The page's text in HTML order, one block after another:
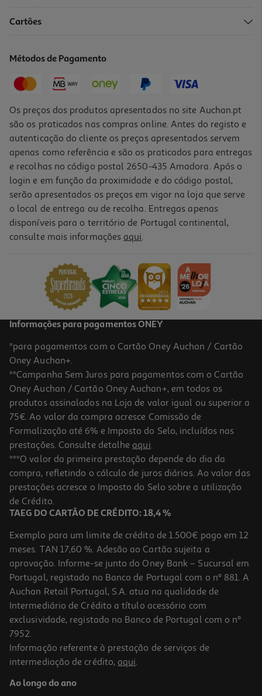
Cartões
Métodos de Pagamento
Os preços dos produtos apresentados no site Auchan.pt
são os praticados nas compras online. Antes do registo e
autenticação do cliente os preços apresentados servem
apenas como referência e são os praticados para entregas
e recolhas no código postal 2650-435 Amadora. Após o
login e em função da proximidade e do código postal,
serão apresentados os preços em vigor na loja que serve
o local de entrega ou de recolha. Entregas apenas
disponíveis para o território de Portugal continental,
consulte mais informações aqui.
Informações para pagamentos ONEY
*para pagamentos com o Cartão Oney Auchan / Cartão
Oney Auchan+.
**Campanha Sem Juros para pagamentos com o Cartão
Oney Auchan / Cartão Oney Auchan+, em todos os
produtos assinalados na Loja de valor igual ou superior a
75€. Ao valor da compra acresce Comissão de
Formalização até 6% e Imposto do Selo, incluídos nas
prestações. Consulte detalhe aqui.
***O valor da primeira prestação depende do dia da
compra, refletindo o cálculo de juros diários. Ao valor das
prestações acresce o Imposto do Selo sobre a utilização
de Crédito.
TAEG DO CARTÃO DE CRÉDITO: 18,4 %
Exemplo para um limite de crédito de 1.500€ pago em 12
meses. TAN 17,60 %. Adesão ao Cartão sujeita a
aprovação. Informe-se junto do Oney Bank – Sucursal em
Portugal, registado no Banco de Portugal com o nº 881. A
Auchan Retail Portugal, S.A. atua na qualidade de
Intermediário de Crédito a título acessório com
exclusividade, registado no Banco de Portugal com o nº
7952.
Informação referente à prestação de serviços de
intermediação de crédito, aqui.
Ao longo do ano